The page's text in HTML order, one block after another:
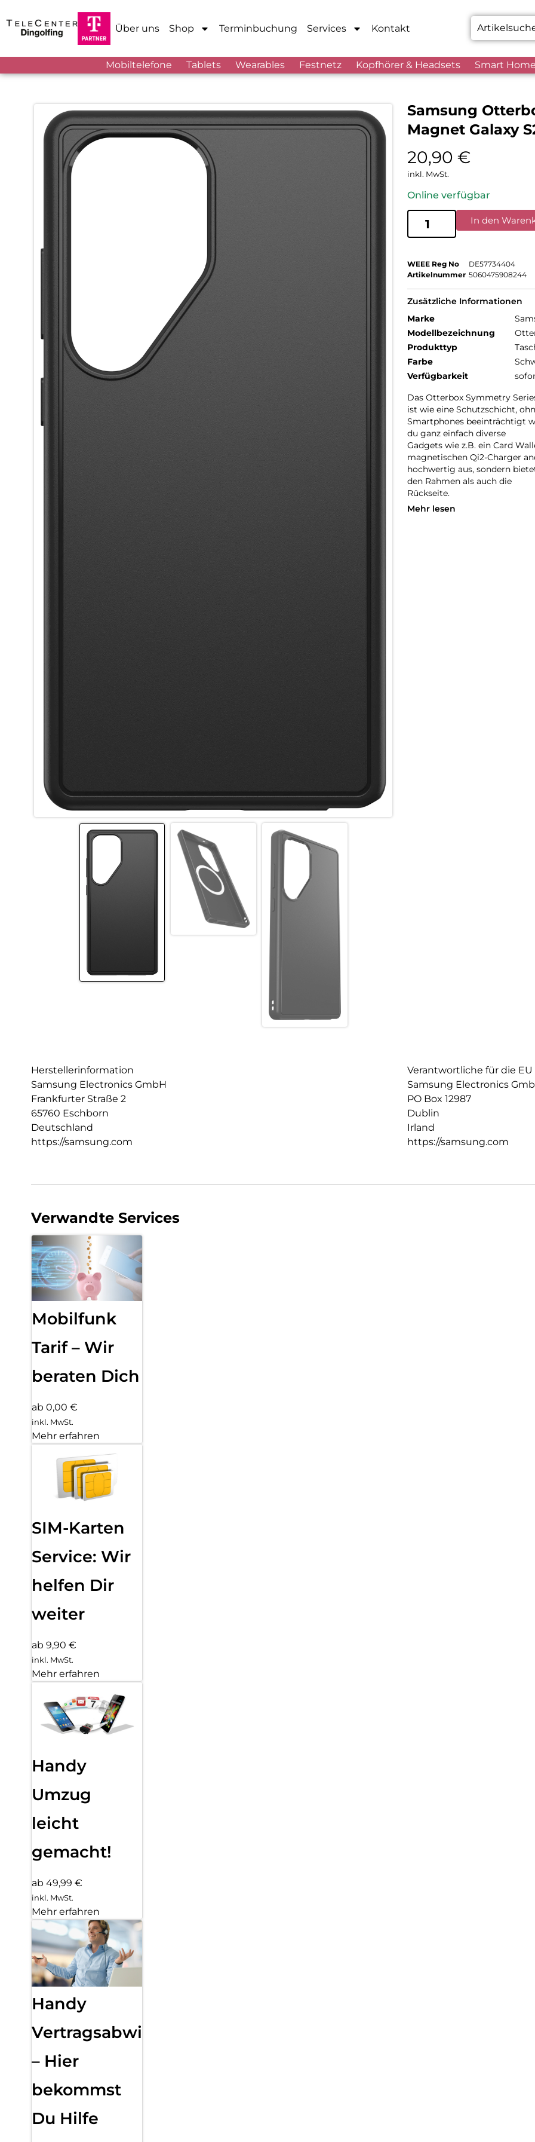
Über uns Shop Terminbuchung Services Kontakt
Mobiltelefone Tablets Wearables Festnetz Kopfhörer & Headsets Smart
Samsung
Magnet Galaxy
20,90 €
inkl. MwSt.
Online verfügbar
In den
WEEE Reg No
DE57734404
Artikelnummer 5060475908244
Zusätzliche Informationen
Marke
Modellbezeichnung
Produkttyp
Farbe
Verfügbarkeit
Das Otterbox Symmetry
ist wie eine Schutzschicht,
Smartphones beeinträchtigt
du ganz einfach diverse
Gadgets wie z.B. ein Card
magnetischen Qi2-Charger
hochwertig aus, sondern
den Rahmen als auch die
Rückseite.
Mehr lesen
Herstellerinformation
Samsung Electronics GmbH
Frankfurter Straße 2
65760 Eschborn
Deutschland
https://samsung.com
Verantwortliche für die EU
Samsung Electronics
PO Box 12987
Dublin
Irland
https://samsung.com
Verwandte Services
Mobilfunk
Tarif – Wir
beraten Dich
ab 0,00 €
inkl. MwSt.
Mehr erfahren
SIM-Karten
Service: Wir
helfen Dir
weiter
ab 9,90 €
inkl. MwSt.
Mehr erfahren
Handy
Umzug
leicht
gemacht!
ab 49,99 €
inkl. MwSt.
Mehr erfahren
Handy
Vertragsabwicklung
– Hier
bekommst
Du Hilfe